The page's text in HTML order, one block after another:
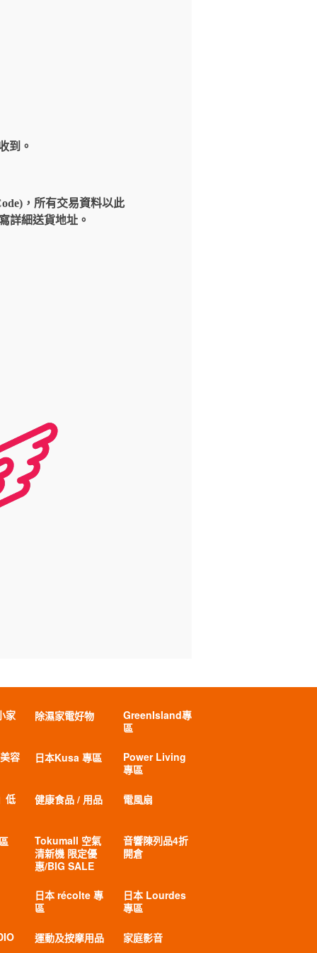
到。
，所有交易資料以此
詳細送貨地址。
家
除濕家電好物
GreenIsland專
區
容
日本Kusa 專區
Power Living
專區
低
健康食品 / 用品 電風扇
Tokumall 空氣
清新機 限定優
惠/BIG SALE
音響陳列品4折
開倉
日本 récolte 專
區
日本 Lourdes
專區
運動及按摩用品 家庭影音